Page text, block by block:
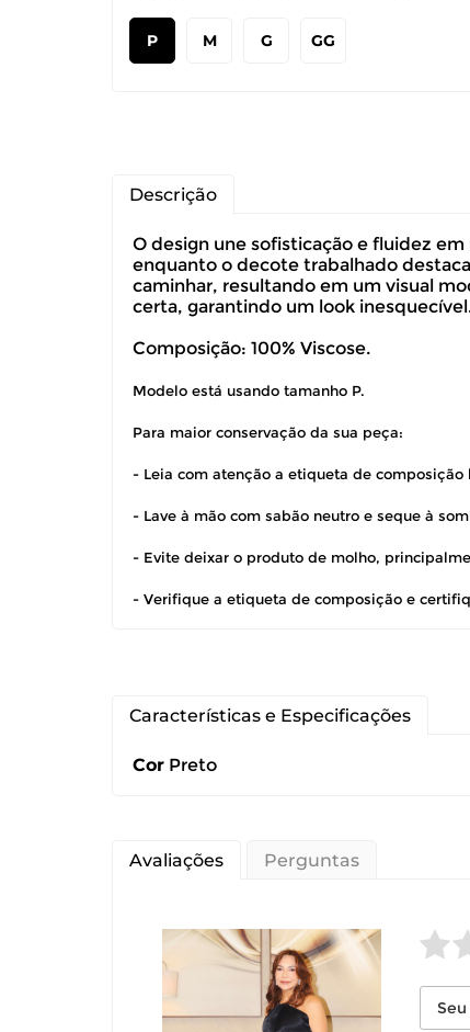
É
P M G GG
Descrição
O design une sofisticação e fluidez
enquanto o decote trabalhado
caminhar, resultando em um visual
certa, garantindo um look
Composição: 100% Viscose.
Modelo está usando tamanho P.
Para maior conservação da sua peça:
- Leia com atenção a etiqueta de
- Lave à mão com sabão neutro e seque à
- Evite deixar o produto de molho,
- Verifique a etiqueta de composição e
Características e Especificações
Cor Preto
Avaliações Perguntas